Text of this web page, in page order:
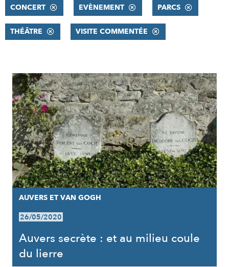
CONCERT EVÈNEMENT PARCS
THÉÂTRE VISITE COMMENTÉE
RÉSULTATS
AUVERS ET VAN GOGH
26/05/2020
Auvers secrète : et au milieu coule
du lierre